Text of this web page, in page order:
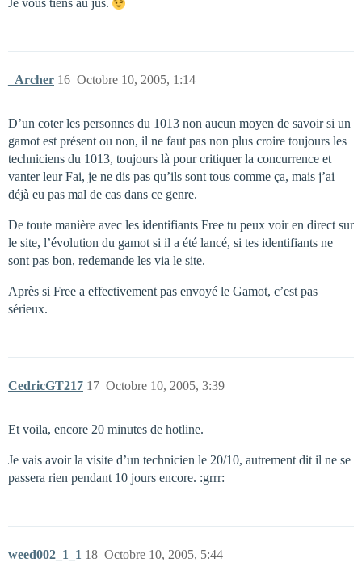
_Archer Octobre 10, 2005, 1:14
16
D’un coter les personnes du 1013 non aucun moyen de savoir si un
gamot est présent ou non, il ne faut pas non plus croire toujours les
techniciens du 1013, toujours là pour critiquer la concurrence et
vanter leur Fai, je ne dis pas qu’ils sont tous comme ça, mais j’ai
déjà eu pas mal de cas dans ce genre.
De toute manière avec les identifiants Free tu peux voir en direct sur
le site, l’évolution du gamot si il a été lancé, si tes identifiants ne
sont pas bon, redemande les via le site.
Après si Free a effectivement pas envoyé le Gamot, c’est pas
sérieux.
CedricGT217 Octobre 10, 2005, 3:39
17
Et voila, encore 20 minutes de hotline.
Je vais avoir la visite d’un technicien le 20/10, autrement dit il ne se
passera rien pendant 10 jours encore. :grrr:
weed002_1_1 Octobre 10, 2005, 5:44
18